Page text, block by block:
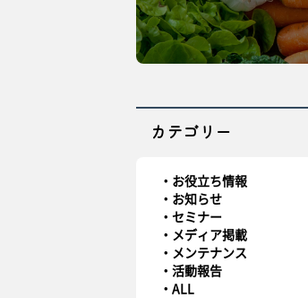
カテゴリー
お役立ち情報
お知らせ
セミナー
メディア掲載
メンテナンス
活動報告
ALL